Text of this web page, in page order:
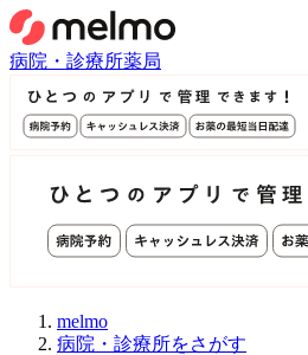
病院・診療所薬局
melmo
病院・診療所をさがす